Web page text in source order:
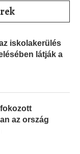
iskolakerülés
látják a
az ország